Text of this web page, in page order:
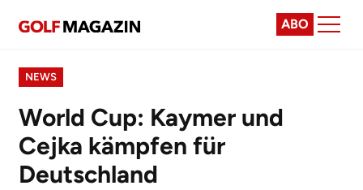
ABO
NEWS
World Cup: Kaymer und
Cejka kämpfen für
Deutschland